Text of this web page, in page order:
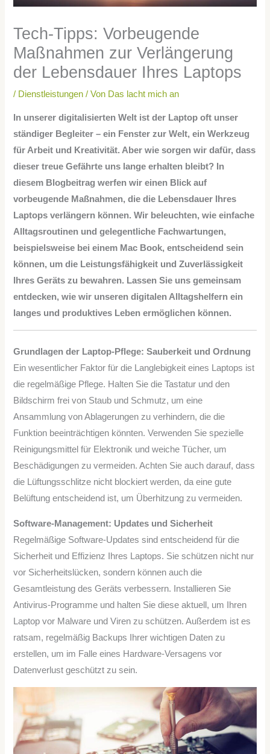
Tech-Tipps: Vorbeugende
Maßnahmen zur Verlängerung
der Lebensdauer Ihres Laptops
/ Dienstleistungen / Von Das lacht mich an
In unserer digitalisierten Welt ist der Laptop oft unser
ständiger Begleiter – ein Fenster zur Welt, ein Werkzeug
für Arbeit und Kreativität. Aber wie sorgen wir dafür, dass
dieser treue Gefährte uns lange erhalten bleibt? In
diesem Blogbeitrag werfen wir einen Blick auf
vorbeugende Maßnahmen, die die Lebensdauer Ihres
Laptops verlängern können. Wir beleuchten, wie einfache
Alltagsroutinen und gelegentliche Fachwartungen,
beispielsweise bei einem Mac Book, entscheidend sein
können, um die Leistungsfähigkeit und Zuverlässigkeit
Ihres Geräts zu bewahren. Lassen Sie uns gemeinsam
entdecken, wie wir unseren digitalen Alltagshelfern ein
langes und produktives Leben ermöglichen können.
Grundlagen der Laptop-Pflege: Sauberkeit und Ordnung
Ein wesentlicher Faktor für die Langlebigkeit eines Laptops ist
die regelmäßige Pflege. Halten Sie die Tastatur und den
Bildschirm frei von Staub und Schmutz, um eine
Ansammlung von Ablagerungen zu verhindern, die die
Funktion beeinträchtigen könnten. Verwenden Sie spezielle
Reinigungsmittel für Elektronik und weiche Tücher, um
Beschädigungen zu vermeiden. Achten Sie auch darauf, dass
die Lüftungsschlitze nicht blockiert werden, da eine gute
Belüftung entscheidend ist, um Überhitzung zu vermeiden.
Software-Management: Updates und Sicherheit
Regelmäßige Software-Updates sind entscheidend für die
Sicherheit und Effizienz Ihres Laptops. Sie schützen nicht nur
vor Sicherheitslücken, sondern können auch die
Gesamtleistung des Geräts verbessern. Installieren Sie
Antivirus-Programme und halten Sie diese aktuell, um Ihren
Laptop vor Malware und Viren zu schützen. Außerdem ist es
ratsam, regelmäßig Backups Ihrer wichtigen Daten zu
erstellen, um im Falle eines Hardware-Versagens vor
Datenverlust geschützt zu sein.